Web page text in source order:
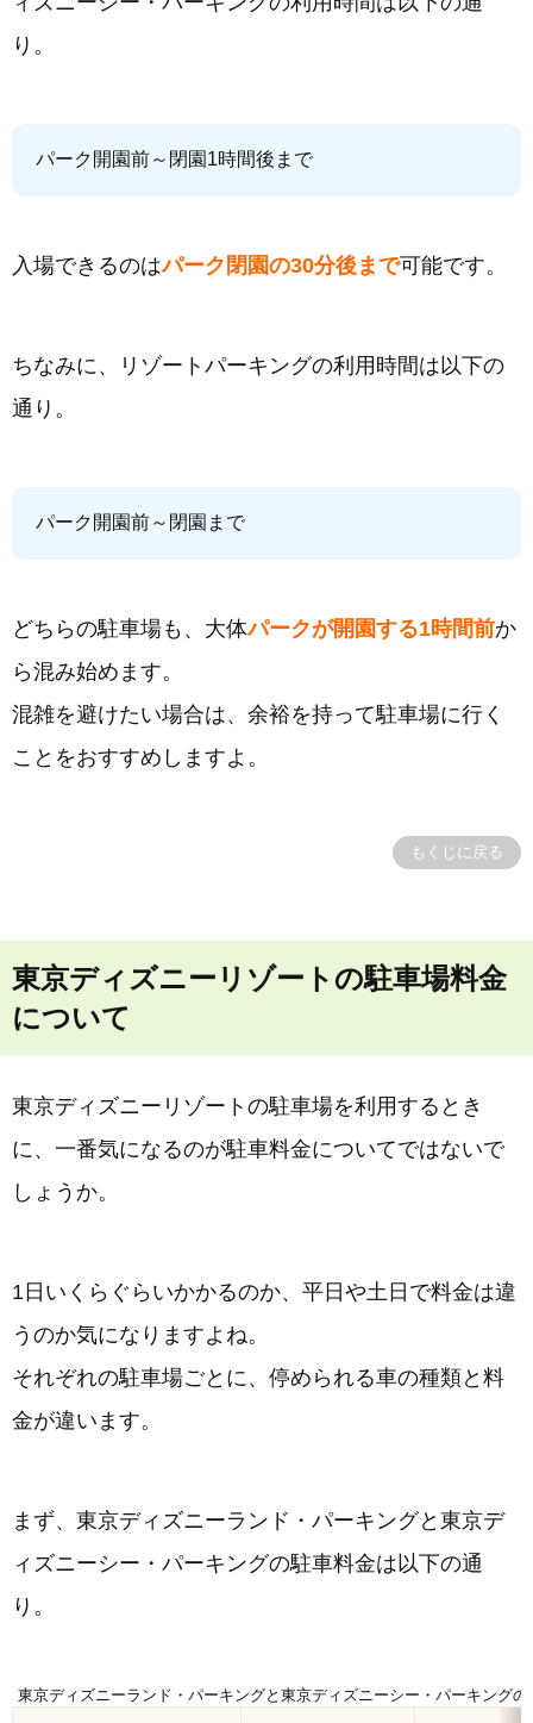
り。
パーク開園前～閉園1時間後まで
入場できるのはパーク閉園の30分後まで可能です。
ちなみに、リゾートパーキングの利用時間は以下の
通り。
パーク開園前～閉園まで
どちらの駐車場も、大体パークが開園する1時間前か
ら混み始めます。
混雑を避けたい場合は、余裕を持って駐車場に行く
ことをおすすめしますよ。
もくじに戻る
東京ディズニーリゾートの駐車場料金
について
東京ディズニーリゾートの駐車場を利用するとき
に、一番気になるのが駐車料金についてではないで
しょうか。
1日いくらぐらいかかるのか、平日や土日で料金は違
うのか気になりますよね。
それぞれの駐車場ごとに、停められる車の種類と料
金が違います。
まず、東京ディズニーランド・パーキングと東京デ
ィズニーシー・パーキングの駐車料金は以下の通
り。
東京ディズニーランド・パーキングと東京ディズニーシー・パーキングの